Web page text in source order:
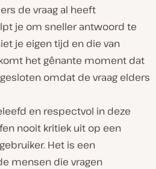
de vraag al heeft
je om sneller antwoord te
je eigen tijd en die van
het gênante moment dat
omdat de vraag elders
en respectvol in deze
nooit kritiek uit op een
Het is een
mensen die vragen